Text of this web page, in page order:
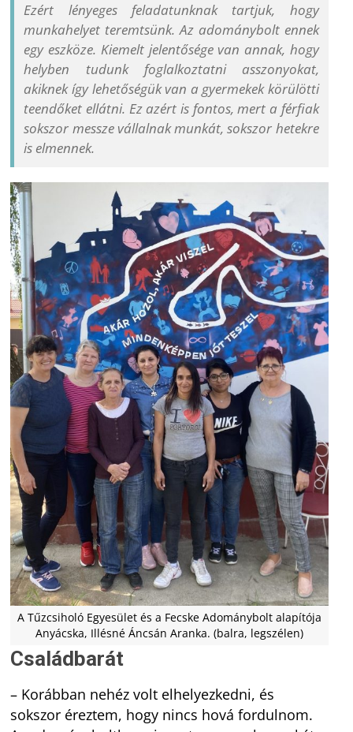
Ezért lényeges feladatunknak tartjuk, hogy
munkahelyet teremtsünk. Az adománybolt ennek
egy eszköze. Kiemelt jelentősége van annak, hogy
helyben tudunk foglalkoztatni asszonyokat,
akiknek így lehetőségük van a gyermekek körülötti
teendőket ellátni. Ez azért is fontos, mert a férfiak
sokszor messze vállalnak munkát, sokszor hetekre
is elmennek.
A Tűzcsiholó Egyesület és a Fecske Adománybolt alapítója
Anyácska, Illésné Áncsán Aranka. (balra, legszélen)
Családbarát
– Korábban nehéz volt elhelyezkedni, és
sokszor éreztem, hogy nincs hová fordulnom.